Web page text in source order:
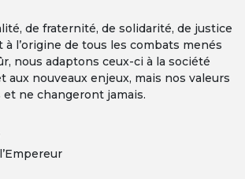
de fraternité, de solidarité, de justice
l’origine de tous les combats menés
nous adaptons ceux-ci à la société
aux nouveaux enjeux, mais nos valeurs
ne changeront jamais.